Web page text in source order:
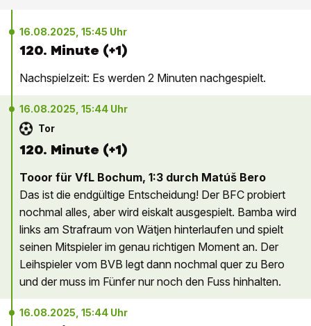
16.08.2025, 15:45 Uhr
120. Minute (+1)
Nachspielzeit: Es werden 2 Minuten nachgespielt.
16.08.2025, 15:44 Uhr
Tor
120. Minute (+1)
Tooor für VfL Bochum, 1:3 durch Matúš Bero
Das ist die endgültige Entscheidung! Der BFC probiert
nochmal alles, aber wird eiskalt ausgespielt. Bamba wird
links am Strafraum von Wätjen hinterlaufen und spielt
seinen Mitspieler im genau richtigen Moment an. Der
Leihspieler vom BVB legt dann nochmal quer zu Bero
und der muss im Fünfer nur noch den Fuss hinhalten.
16.08.2025, 15:44 Uhr